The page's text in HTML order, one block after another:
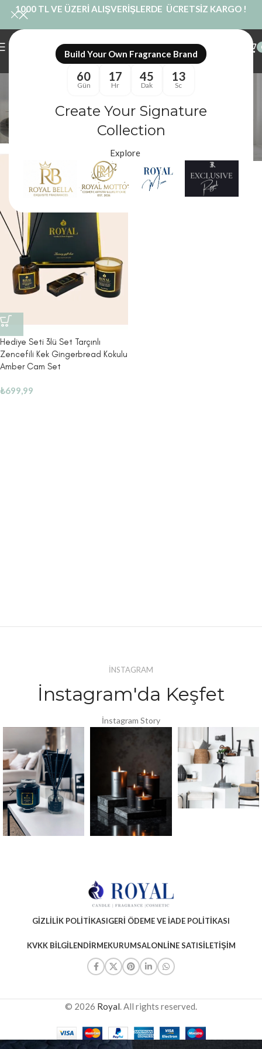
Build Your Own Fragrance Brand
60
Gün
17
Hr
45
Dak
13
Sc
Create Your Signature
Collection
Explore
1000 TL VE ÜZERİ ALIŞVERİŞLERDE ÜCRETSİZ KARGO !
Yeni Yıl Hediye Kutusu
Royal Mum
Ürünler “Yeni Yıl Hediye Kutusu” olarak etiketlendi
Hediye Seti 3lü Set Tarçınlı
Zencefili Kek Gingerbread Kokulu
Amber Cam Set
₺699,99
İNSTAGRAM
İnstagram'da Keşfet
İnstagram Story
GIZLILIK POLITIKASIGERI ÖDEME VE İADE POLITIKASI
KVKK BILGILENDIRMEKURUMSALONLINE SATISİLETIŞIM
© 2026 Royal. All rights reserved.